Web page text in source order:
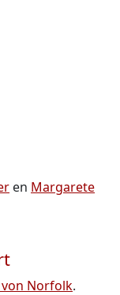
en Margarete
Norfolk.